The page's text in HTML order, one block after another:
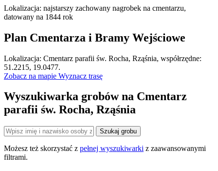
Lokalizacja: najstarszy zachowany nagrobek na cmentarzu,
datowany na 1844 rok
Plan Cmentarza i Bramy Wejściowe
Cmentarz parafii św. Rocha, Rząśnia
×
+
−
Lokalizacja: Cmentarz parafii św. Rocha, Rząśnia, współrzędne:
51.2215, 19.0477.
Zobacz na mapie Wyznacz trasę
Wyszukiwarka grobów na Cmentarz
parafii św. Rocha, Rząśnia
Szukaj grobu
Możesz też skorzystać z pełnej wyszukiwarki z zaawansowanymi
filtrami.